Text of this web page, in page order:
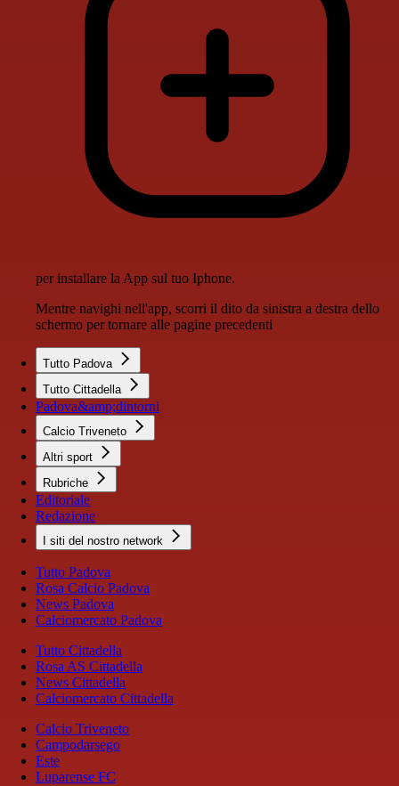
per installare la App sul tuo Iphone.
Mentre navighi nell'app, scorri il dito da sinistra a destra dello
schermo per tornare alle pagine precedenti
Tutto Padova
Tutto Cittadella
Padova&amp;dintorni
Calcio Triveneto
Altri sport
Rubriche
Editoriale
Redazione
I siti del nostro network
Tutto Padova
Rosa Calcio Padova
News Padova
Calciomercato Padova
Tutto Cittadella
Rosa AS Cittadella
News Cittadella
Calciomercato Cittadella
Calcio Triveneto
Campodarsego
Este
Luparense FC